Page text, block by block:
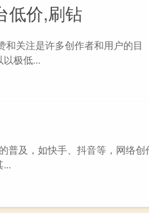
低价,刷钻
关注是许多创作者和用户的目
极低...
普及，如快手、抖音等，网络创